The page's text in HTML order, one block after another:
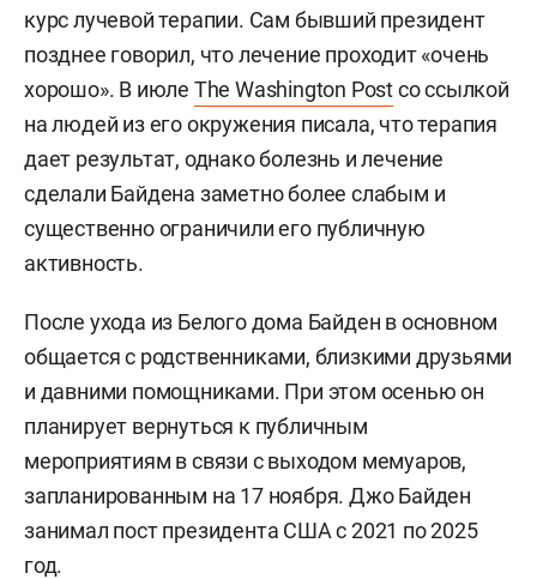
курс лучевой терапии. Сам бывший президент
позднее говорил, что лечение проходит «очень
хорошо». В июле The Washington Postсо ссылкой
на людей из его окружения писала, что терапия
дает результат, однако болезнь и лечение
сделали Байдена заметно более слабым и
существенно ограничили его публичную
активность.
После ухода из Белого дома Байден в основном
общается с родственниками, близкими друзьями
и давними помощниками. При этом осенью он
планирует вернуться к публичным
мероприятиям в связи с выходом мемуаров,
запланированным на 17 ноября. Джо Байден
занимал пост президента США с 2021 по 2025
год.